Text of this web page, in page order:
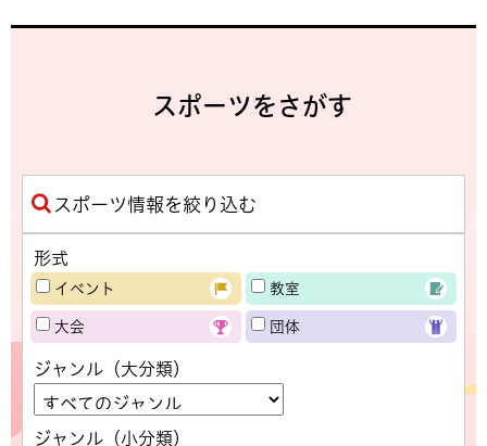
スポーツをさがす
スポーツ情報を絞り込む
形式
イベント 教室
大会 団体
ジャンル（大分類）
ジャンル（小分類）